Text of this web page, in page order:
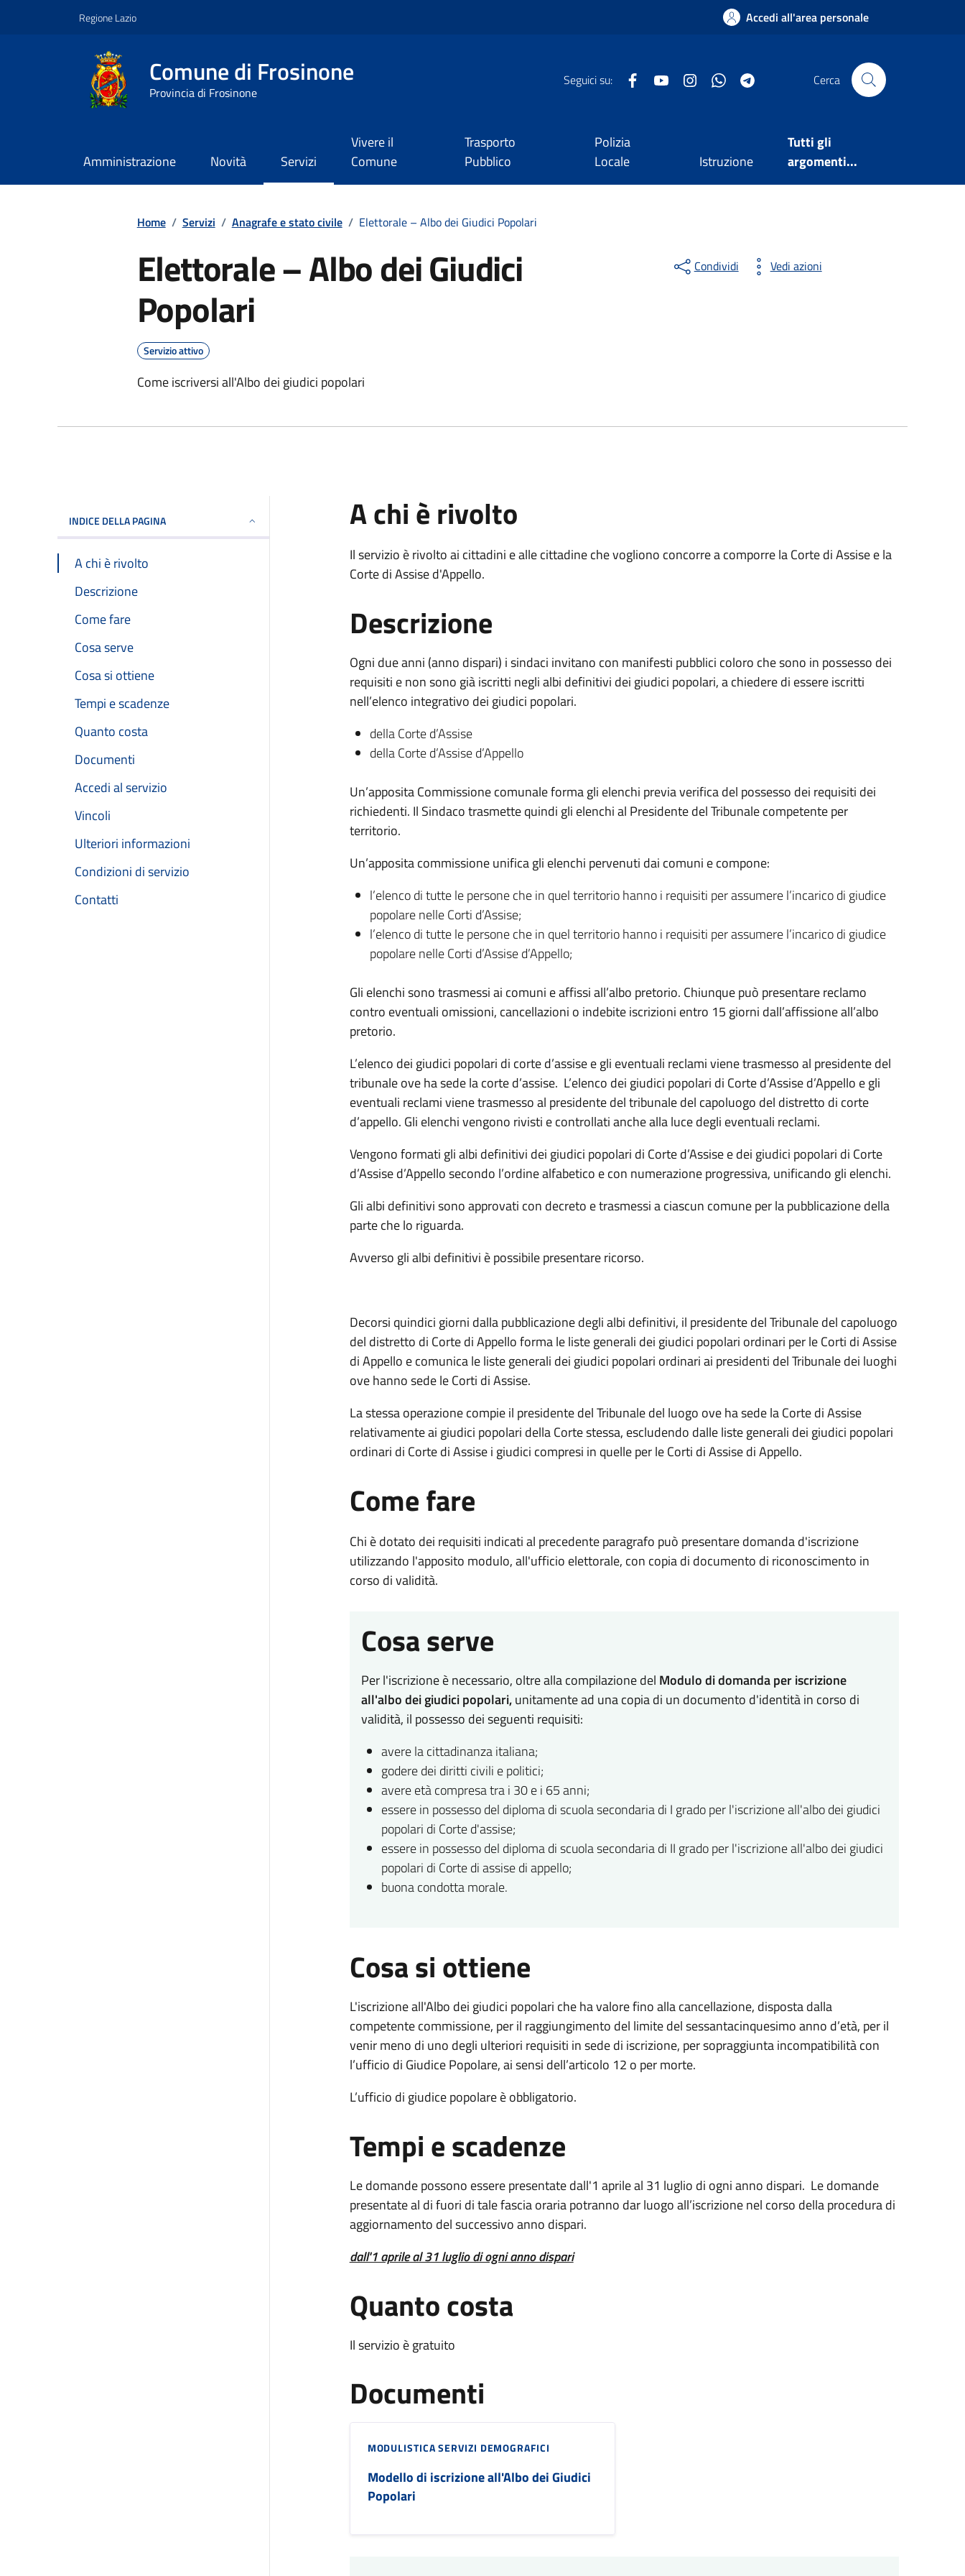
Regione Lazio Accedi all'area personale
Comune di Frosinone
Provincia di Frosinone
Seguici su: FacebookYouTube InstagramWhatsApp Cerca
Amministrazione Novità Servizi
Vivere il
Comune
Trasporto
Pubblico
Polizia
Locale
Istruzione
Tutti gli
argomenti...
Home / Servizi / Anagrafe e stato civile / Elettorale – Albo dei Giudici Popolari
Elettorale – Albo dei Giudici
Popolari
Servizio attivo
Come iscriversi all'Albo dei giudici popolari
Condividi Vedi azioni
INDICE DELLA PAGINA
A chi è rivolto
Descrizione
Come fare
Cosa serve
Cosa si ottiene
Tempi e scadenze
Quanto costa
Documenti
Accedi al servizio
Vincoli
Ulteriori informazioni
Condizioni di servizio
Contatti
A chi è rivolto
Il servizio è rivolto ai cittadini e alle cittadine che vogliono concorre a comporre la Corte di Assise e la
Corte di Assise d'Appello.
Descrizione
Ogni due anni (anno dispari) i sindaci invitano con manifesti pubblici coloro che sono in possesso dei
requisiti e non sono già iscritti negli albi definitivi dei giudici popolari, a chiedere di essere iscritti
nell’elenco integrativo dei giudici popolari.
della Corte d’Assise
della Corte d’Assise d’Appello
Un’apposita Commissione comunale forma gli elenchi previa verifica del possesso dei requisiti dei
richiedenti. Il Sindaco trasmette quindi gli elenchi al Presidente del Tribunale competente per
territorio.
Un’apposita commissione unifica gli elenchi pervenuti dai comuni e compone:
l’elenco di tutte le persone che in quel territorio hanno i requisiti per assumere l’incarico di giudice
popolare nelle Corti d’Assise;
l’elenco di tutte le persone che in quel territorio hanno i requisiti per assumere l’incarico di giudice
popolare nelle Corti d’Assise d’Appello;
Gli elenchi sono trasmessi ai comuni e affissi all’albo pretorio. Chiunque può presentare reclamo
contro eventuali omissioni, cancellazioni o indebite iscrizioni entro 15 giorni dall’affissione all’albo
pretorio.
L’elenco dei giudici popolari di corte d’assise e gli eventuali reclami viene trasmesso al presidente del
tribunale ove ha sede la corte d’assise. L’elenco dei giudici popolari di Corte d’Assise d’Appello e gli
eventuali reclami viene trasmesso al presidente del tribunale del capoluogo del distretto di corte
d’appello. Gli elenchi vengono rivisti e controllati anche alla luce degli eventuali reclami.
Vengono formati gli albi definitivi dei giudici popolari di Corte d’Assise e dei giudici popolari di Corte
d’Assise d’Appello secondo l’ordine alfabetico e con numerazione progressiva, unificando gli elenchi.
Gli albi definitivi sono approvati con decreto e trasmessi a ciascun comune per la pubblicazione della
parte che lo riguarda.
Avverso gli albi definitivi è possibile presentare ricorso.
Decorsi quindici giorni dalla pubblicazione degli albi definitivi, il presidente del Tribunale del capoluogo
del distretto di Corte di Appello forma le liste generali dei giudici popolari ordinari per le Corti di Assise
di Appello e comunica le liste generali dei giudici popolari ordinari ai presidenti del Tribunale dei luoghi
ove hanno sede le Corti di Assise.
La stessa operazione compie il presidente del Tribunale del luogo ove ha sede la Corte di Assise
relativamente ai giudici popolari della Corte stessa, escludendo dalle liste generali dei giudici popolari
ordinari di Corte di Assise i giudici compresi in quelle per le Corti di Assise di Appello.
Come fare
Chi è dotato dei requisiti indicati al precedente paragrafo può presentare domanda d'iscrizione
utilizzando l'apposito modulo, all'ufficio elettorale, con copia di documento di riconoscimento in
corso di validità.
Cosa serve
Per l'iscrizione è necessario, oltre alla compilazione del Modulo di domanda per iscrizione
all'albo dei giudici popolari,unitamente ad una copia di un documento d'identità in corso di
validità, il possesso dei seguenti requisiti:
avere la cittadinanza italiana;
godere dei diritti civili e politici;
avere età compresa tra i 30 e i 65 anni;
essere in possesso del diploma di scuola secondaria di I grado per l'iscrizione all'albo dei giudici
popolari di Corte d'assise;
essere in possesso del diploma di scuola secondaria di II grado per l'iscrizione all'albo dei giudici
popolari di Corte di assise di appello;
buona condotta morale.
Cosa si ottiene
L'iscrizione all'Albo dei giudici popolari che ha valore fino alla cancellazione, disposta dalla
competente commissione, per il raggiungimento del limite del sessantacinquesimo anno d’età, per il
venir meno di uno degli ulteriori requisiti in sede di iscrizione, per sopraggiunta incompatibilità con
l’ufficio di Giudice Popolare, ai sensi dell’articolo 12 o per morte.
L’ufficio di giudice popolare è obbligatorio.
Tempi e scadenze
Le domande possono essere presentate dall'1 aprile al 31 luglio di ogni anno dispari. Le domande
presentate al di fuori di tale fascia oraria potranno dar luogo all’iscrizione nel corso della procedura di
aggiornamento del successivo anno dispari.
dall'1 aprile al 31 luglio di ogni anno dispari
Quanto costa
Il servizio è gratuito
Documenti
MODULISTICA SERVIZI DEMOGRAFICI
Modello di iscrizione all'Albo dei Giudici
Popolari